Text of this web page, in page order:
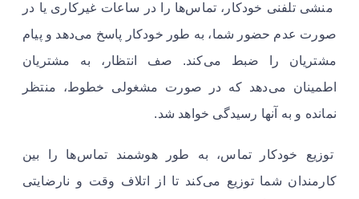
منشی تلفنی خودکار، تماس‌ها را در ساعات غیرکاری یا در
صورت عدم حضور شما، به طور خودکار پاسخ می‌دهد و پیام
مشتریان را ضبط می‌کند. صف انتظار، به مشتریان
اطمینان می‌دهد که در صورت مشغولی خطوط، منتظر
نمانده و به آنها رسیدگی خواهد شد.
توزیع خودکار تماس، به طور هوشمند تماس‌ها را بین
کارمندان شما توزیع می‌کند تا از اتلاف وقت و نارضایتی